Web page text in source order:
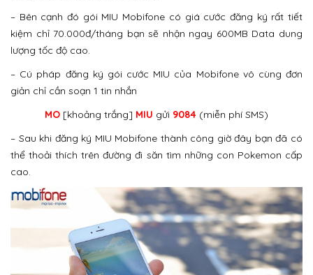
– Bên cạnh đó gói MIU Mobifone có giá cước đăng ký rất tiết
kiệm chỉ 70.000đ/tháng bạn sẽ nhận ngay 600MB Data dung
lượng tốc độ cao.
– Cú pháp đăng ký gói cước MIU của Mobifone vô cùng đơn
giản chỉ cần soạn 1 tin nhắn
MO [khoảng trắng] MIU gửi 9084 (miễn phí SMS)
– Sau khi đăng ký MIU Mobifone thành công giờ đây bạn đã có
thể thoải thích trên đường đi săn tìm những con Pokemon cấp
cao.